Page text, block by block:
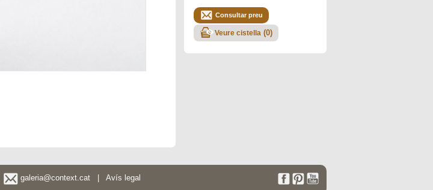
Consultar preu
Veure cistella (0)
galeria@context.cat Avís legal